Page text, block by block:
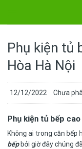
nội
Phụ kiện tủ
Hòa Hà Nội
12/12/2022 Chưa
Phụ kiện tủ bếp
Không ai trong căn bếp
bếp bởi giờ đây chúng